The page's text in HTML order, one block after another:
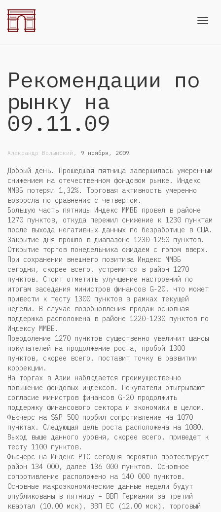
Рекомендации по
рынку на
09.11.09
Александр Волынский , 9 ноября, 2009
Добрый день. Прошедшая пятница завершилась умеренным
снижением на отечественном фондовом рынке. Индекс
ММВБ потерял 1,32%. Торговая активность умеренно
возросла по сравнению с четвергом.
Большую часть пятницы Индекс ММВБ провел в районе
1270 пунктов, откуда пережил снижение к 1230 пунктам
после выхода негативных данных по безработице в США.
Закрытие дня прошло в диапазоне 1230-1250 пунктов.
Открытие торгов понедельника ожидаем с гэпом вверх.
При сохранении внешнего позитива Индекс ММВБ
сегодня, скорее всего, устремится в район 1270
пунктов. Стоит отметить улучшение настроений по
итогам заседания министров финансов G-20, что может
привести к тесту 1300 пунктов в рамках текущей
недели. В случае возобновления продаж основная
поддержка расположена в районе 1220-1230 пунктов по
Индексу ММВБ.
Преодоление 1270 пунктов существенно увеличит шансы
покупателей на продолжение роста, пробой 1300
пунктов, скорее всего, поставит точку в развитии
коррекции.
На торгах в Азии наблюдается преимущественно
повышение фондовых индексов. Покупатели отыгрывают
согласие министров финансов G-20 продолжить
поддержку финансового сектора и экономики в целом.
Фьючерс на S&P 500 пробил сопротивление на 1070
пунктах. Следующая цель роста расположена на 1080.
Выход выше данного уровня, скорее всего, приведет к
тесту 1100 пунктов.
Фьючерс на Индекс РТС сегодня вероятно протестирует
район 134 000, далее 136 000 пунктов. Основное
сопротивление расположено на 140 000 пунктов.
Основные макроэкономические данные недели будут
опубликованы в пятницу – ВВП Германии за третий
квартал (10.00 мск), ВВП ЕС (12.00 мск), торговый